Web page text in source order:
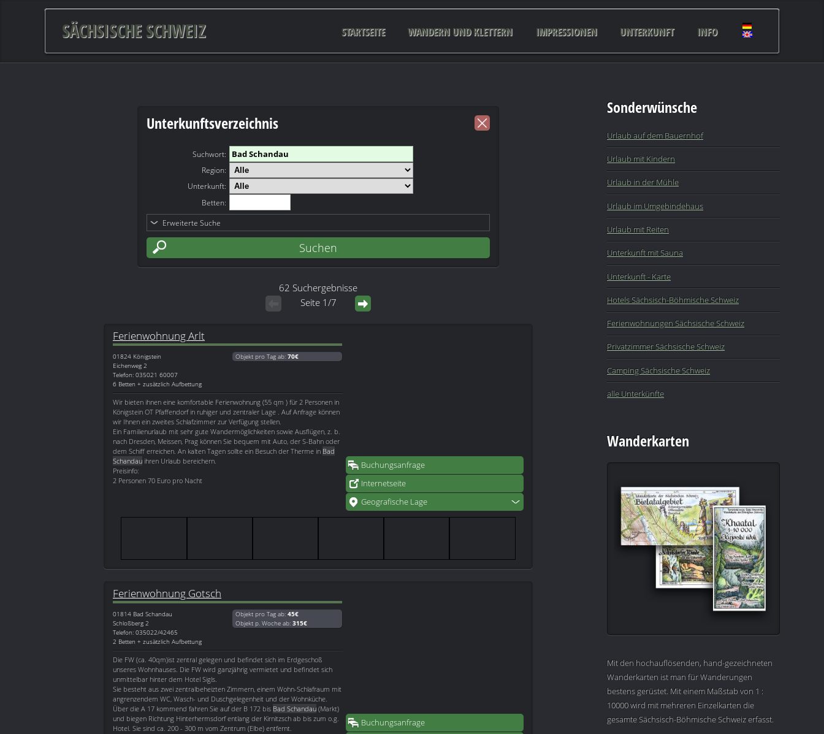
SÄCHSISCHE SCHWEIZ STARTSEITE WANDERN UND KLETTERN IMPRESSIONEN UNTERKUNFT INFO
Unterkunftsverzeichnis
Suchwort:
Region:
Unterkunft:
Betten:
Erweiterte Suche
62 Suchergebnisse
Seite 1/7
Buchungsanfrage
Internetseite
Geografische Lage
Ferienwohnung Arlt
01824 Königstein
Eichenweg 2
Telefon: 035021 60007
6 Betten + zusätzlich Aufbettung
Objekt pro Tag ab: 70€
Wir bieten ihnen eine komfortable Ferienwohnung (55 qm ) für 2 Personen in
Königstein OT Pfaffendorf in ruhiger und zentraler Lage . Auf Anfrage können
wir Ihnen ein zweites Schlafzimmer zur Verfügung stellen.
Ein Familienurlaub mit sehr gute Wandermöglichkeiten sowie Ausflügen, z. b.
nach Dresden, Meissen, Prag können Sie bequem mit Auto, der S-Bahn oder
dem Schiff erreichen. An kalten Tagen sollte ein Besuch der Therme in Bad
Schandau ihren Urlaub bereichern.
Preisinfo:
2 Personen 70 Euro pro Nacht
Buchungsanfrage
Ferienwohnung Gotsch
01814 Bad Schandau
Schloßberg 2
Telefon: 035022/42465
2 Betten + zusätzlich Aufbettung
Objekt pro Tag ab: 45€
Objekt p. Woche ab: 315€
Die FW (ca. 40qm)ist zentral gelegen und befindet sich im Erdgeschoß
unseres Wohnhauses. Die FW wird ganzjährig vermietet und befindet sich
unmittelbar hinter dem Hotel Sigls.
Sie besteht aus zwei zentralbeheizten Zimmern, einem Wohn-Schlafraum mit
angrenzendem WC, Wasch- und Duschgelegenheit und der Wohnküche.
Über die A 17 kommend fahren Sie auf der B 172 bis Bad Schandau (Markt)
und biegen Richtung Hinterhermsdorf entlang der Kirnitzsch ab bis zum o.g.
Hotel. Sie sind ca. 200 - 300 m vom Zentrum (Elbe) entfernt.
Sonderwünsche
Urlaub auf dem Bauernhof
Urlaub mit Kindern
Urlaub in der Mühle
Urlaub im Umgebindehaus
Urlaub mit Reiten
Unterkunft mit Sauna
Unterkunft - Karte
Hotels Sächsisch-Böhmische Schweiz
Ferienwohnungen Sächsische Schweiz
Privatzimmer Sächsische Schweiz
Camping Sächsische Schweiz
alle Unterkünfte
Wanderkarten
Mit den hochauflösenden, hand-gezeichneten
Wanderkarten ist man für Wanderungen
bestens gerüstet. Mit einem Maßstab von 1 :
10000 wird mit mehreren Einzelkarten die
gesamte Sächsisch-Böhmische Schweiz erfasst.